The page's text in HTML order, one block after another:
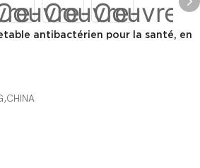
antibactérien pour la santé, en